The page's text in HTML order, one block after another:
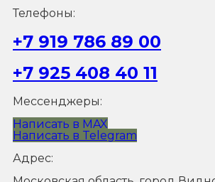
Телефоны:
+7 919 786 89 00
+7 925 408 40 11
Мессенджеры:
Написать в MAX
Написать в Telegram
Адрес: